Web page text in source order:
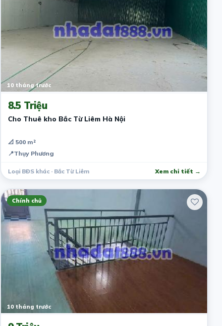
10 tháng trước
8.5 Triệu
Cho Thuê kho Bắc Từ Liêm Hà Nội
📐 500 m²
📍Thụy Phương
Loại BĐS khác · Bắc Từ Liêm Xem chi tiết →
Chính chủ
10 tháng trước